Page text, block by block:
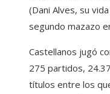
(Dani Alves, su
segundo mazazo
Castellanos jugó
275 partidos,
títulos entre los